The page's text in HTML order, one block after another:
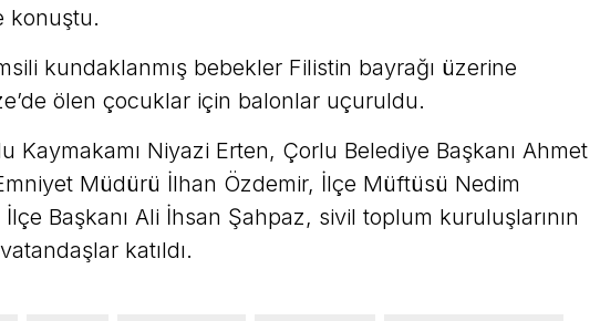
konuştu.
kundaklanmış bebekler Filistin bayrağı üzerine
ölen çocuklar için balonlar uçuruldu.
Kaymakamı Niyazi Erten, Çorlu Belediye Başkanı Ahmet
Müdürü İlhan Özdemir, İlçe Müftüsü Nedim
İlçe Başkanı Ali İhsan Şahpaz, sivil toplum kuruluşlarının
katıldı.